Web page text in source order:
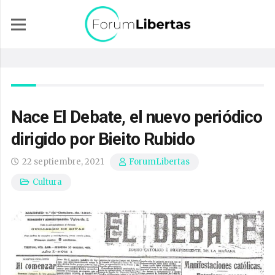
Nace El Debate, el nuevo periódico
dirigido por Bieito Rubido
22 septiembre, 2021
ForumLibertas
Cultura